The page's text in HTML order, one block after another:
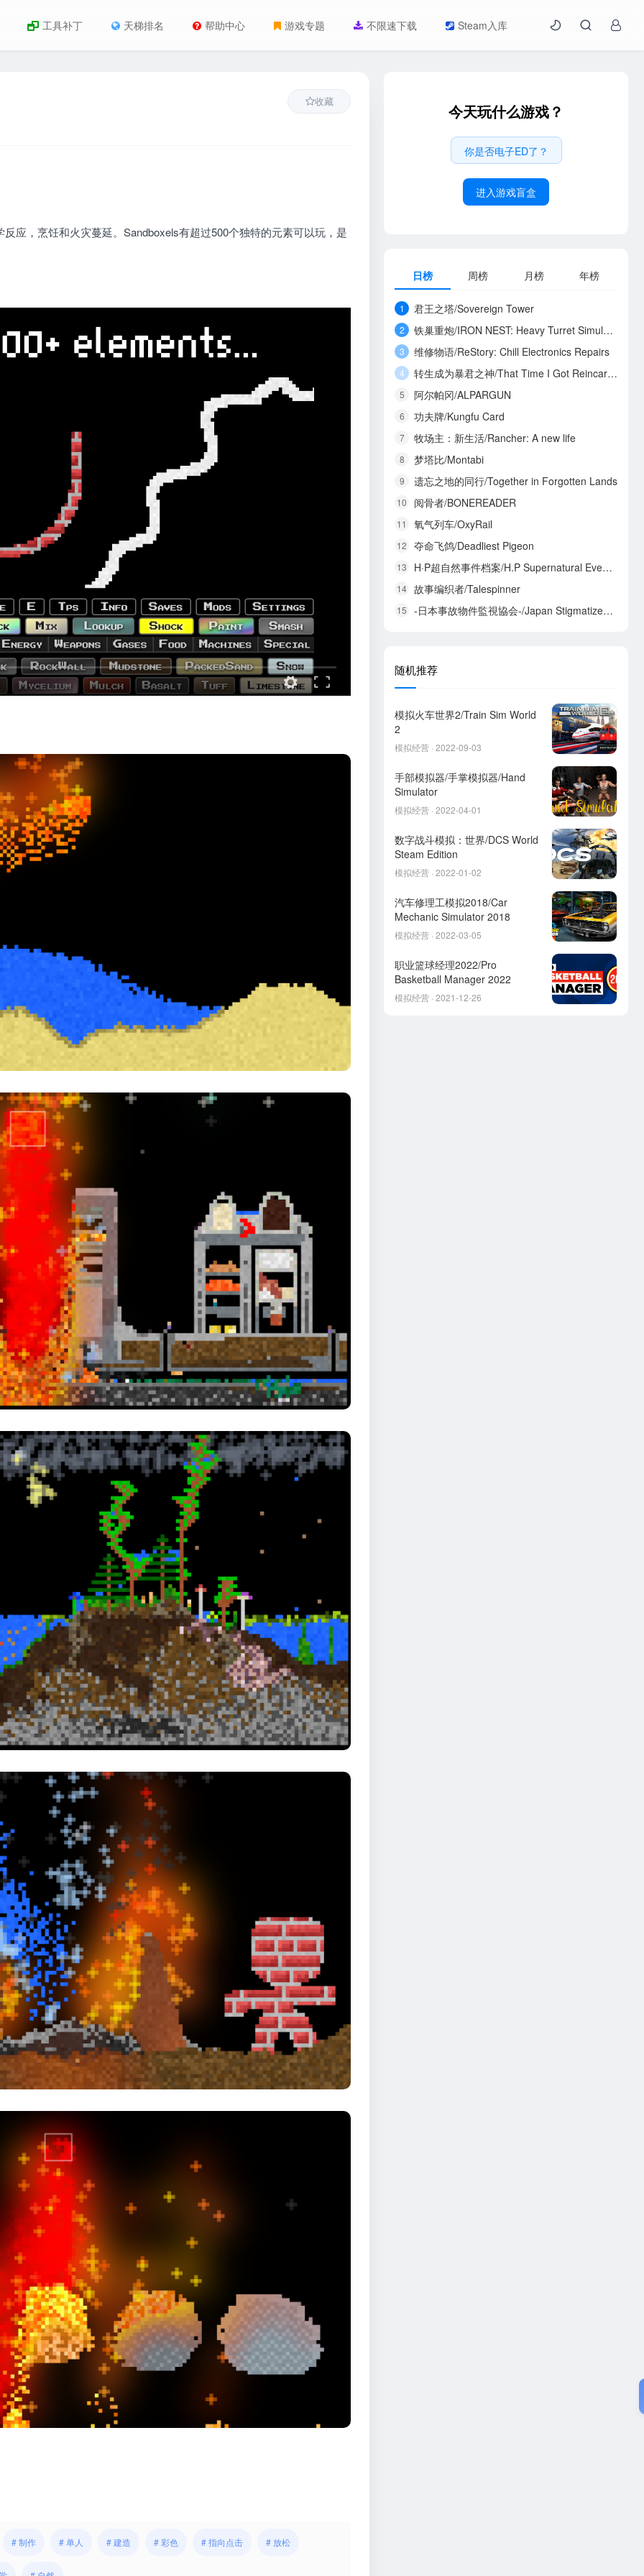
工具补丁 天梯排名 帮助中心 游戏专题 不限速下载 Steam入库
收藏
应，烹饪和火灾蔓延。Sandboxels有超过500个独特的元素可以玩，是
# 制作 # 单人 # 建造 # 彩色 # 指向点击 # 放松
今天玩什么游戏？
你是否电子ED了？
进入游戏盲盒
日榜 周榜 月榜 年榜
1 君王之塔/Sovereign Tower
2 铁巢重炮/IRON NEST: Heavy Turret Simulator
3 维修物语/ReStory: Chill Electronics Repairs
4 转生成为暴君之神/That Time I Got Reincarnated as a Tyrant God
5 阿尔帕冈/ALPARGUN
6 功夫牌/Kungfu Card
7 牧场主：新生活/Rancher: A new life
8 梦塔比/Montabi
9 遗忘之地的同行/Together in Forgotten Lands
10 阅骨者/BONEREADER
11 氧气列车/OxyRail
12 夺命飞鸽/Deadliest Pigeon
13 H·P超自然事件档案/H.P Supernatural Event Archives
14 故事编织者/Talespinner
15 -日本事故物件監視協会-/Japan Stigmatized Property3
随机推荐
模拟火车世界2/Train Sim World
2
模拟经营 · 2022-09-03
手部模拟器/手掌模拟器/Hand
Simulator
模拟经营 · 2022-04-01
数字战斗模拟：世界/DCS World
Steam Edition
模拟经营 · 2022-01-02
汽车修理工模拟2018/Car
Mechanic Simulator 2018
模拟经营 · 2022-03-05
职业篮球经理2022/Pro
Basketball Manager 2022
模拟经营 · 2021-12-26